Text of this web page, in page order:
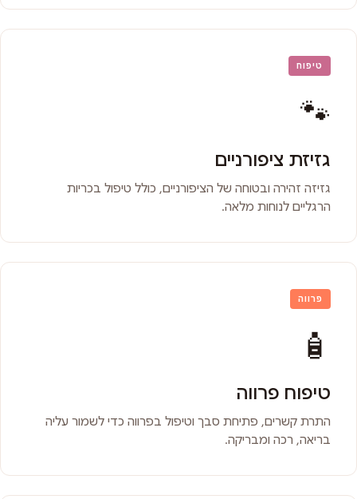
טיפוח
🐾
גזיזת ציפורניים
גזיזה זהירה ובטוחה של הציפורניים, כולל טיפול בכריות
הרגליים לנוחות מלאה.
פרווה
🧴
טיפוח פרווה
התרת קשרים, פתיחת סבך וטיפול בפרווה כדי לשמור עליה
בריאה, רכה ומבריקה.